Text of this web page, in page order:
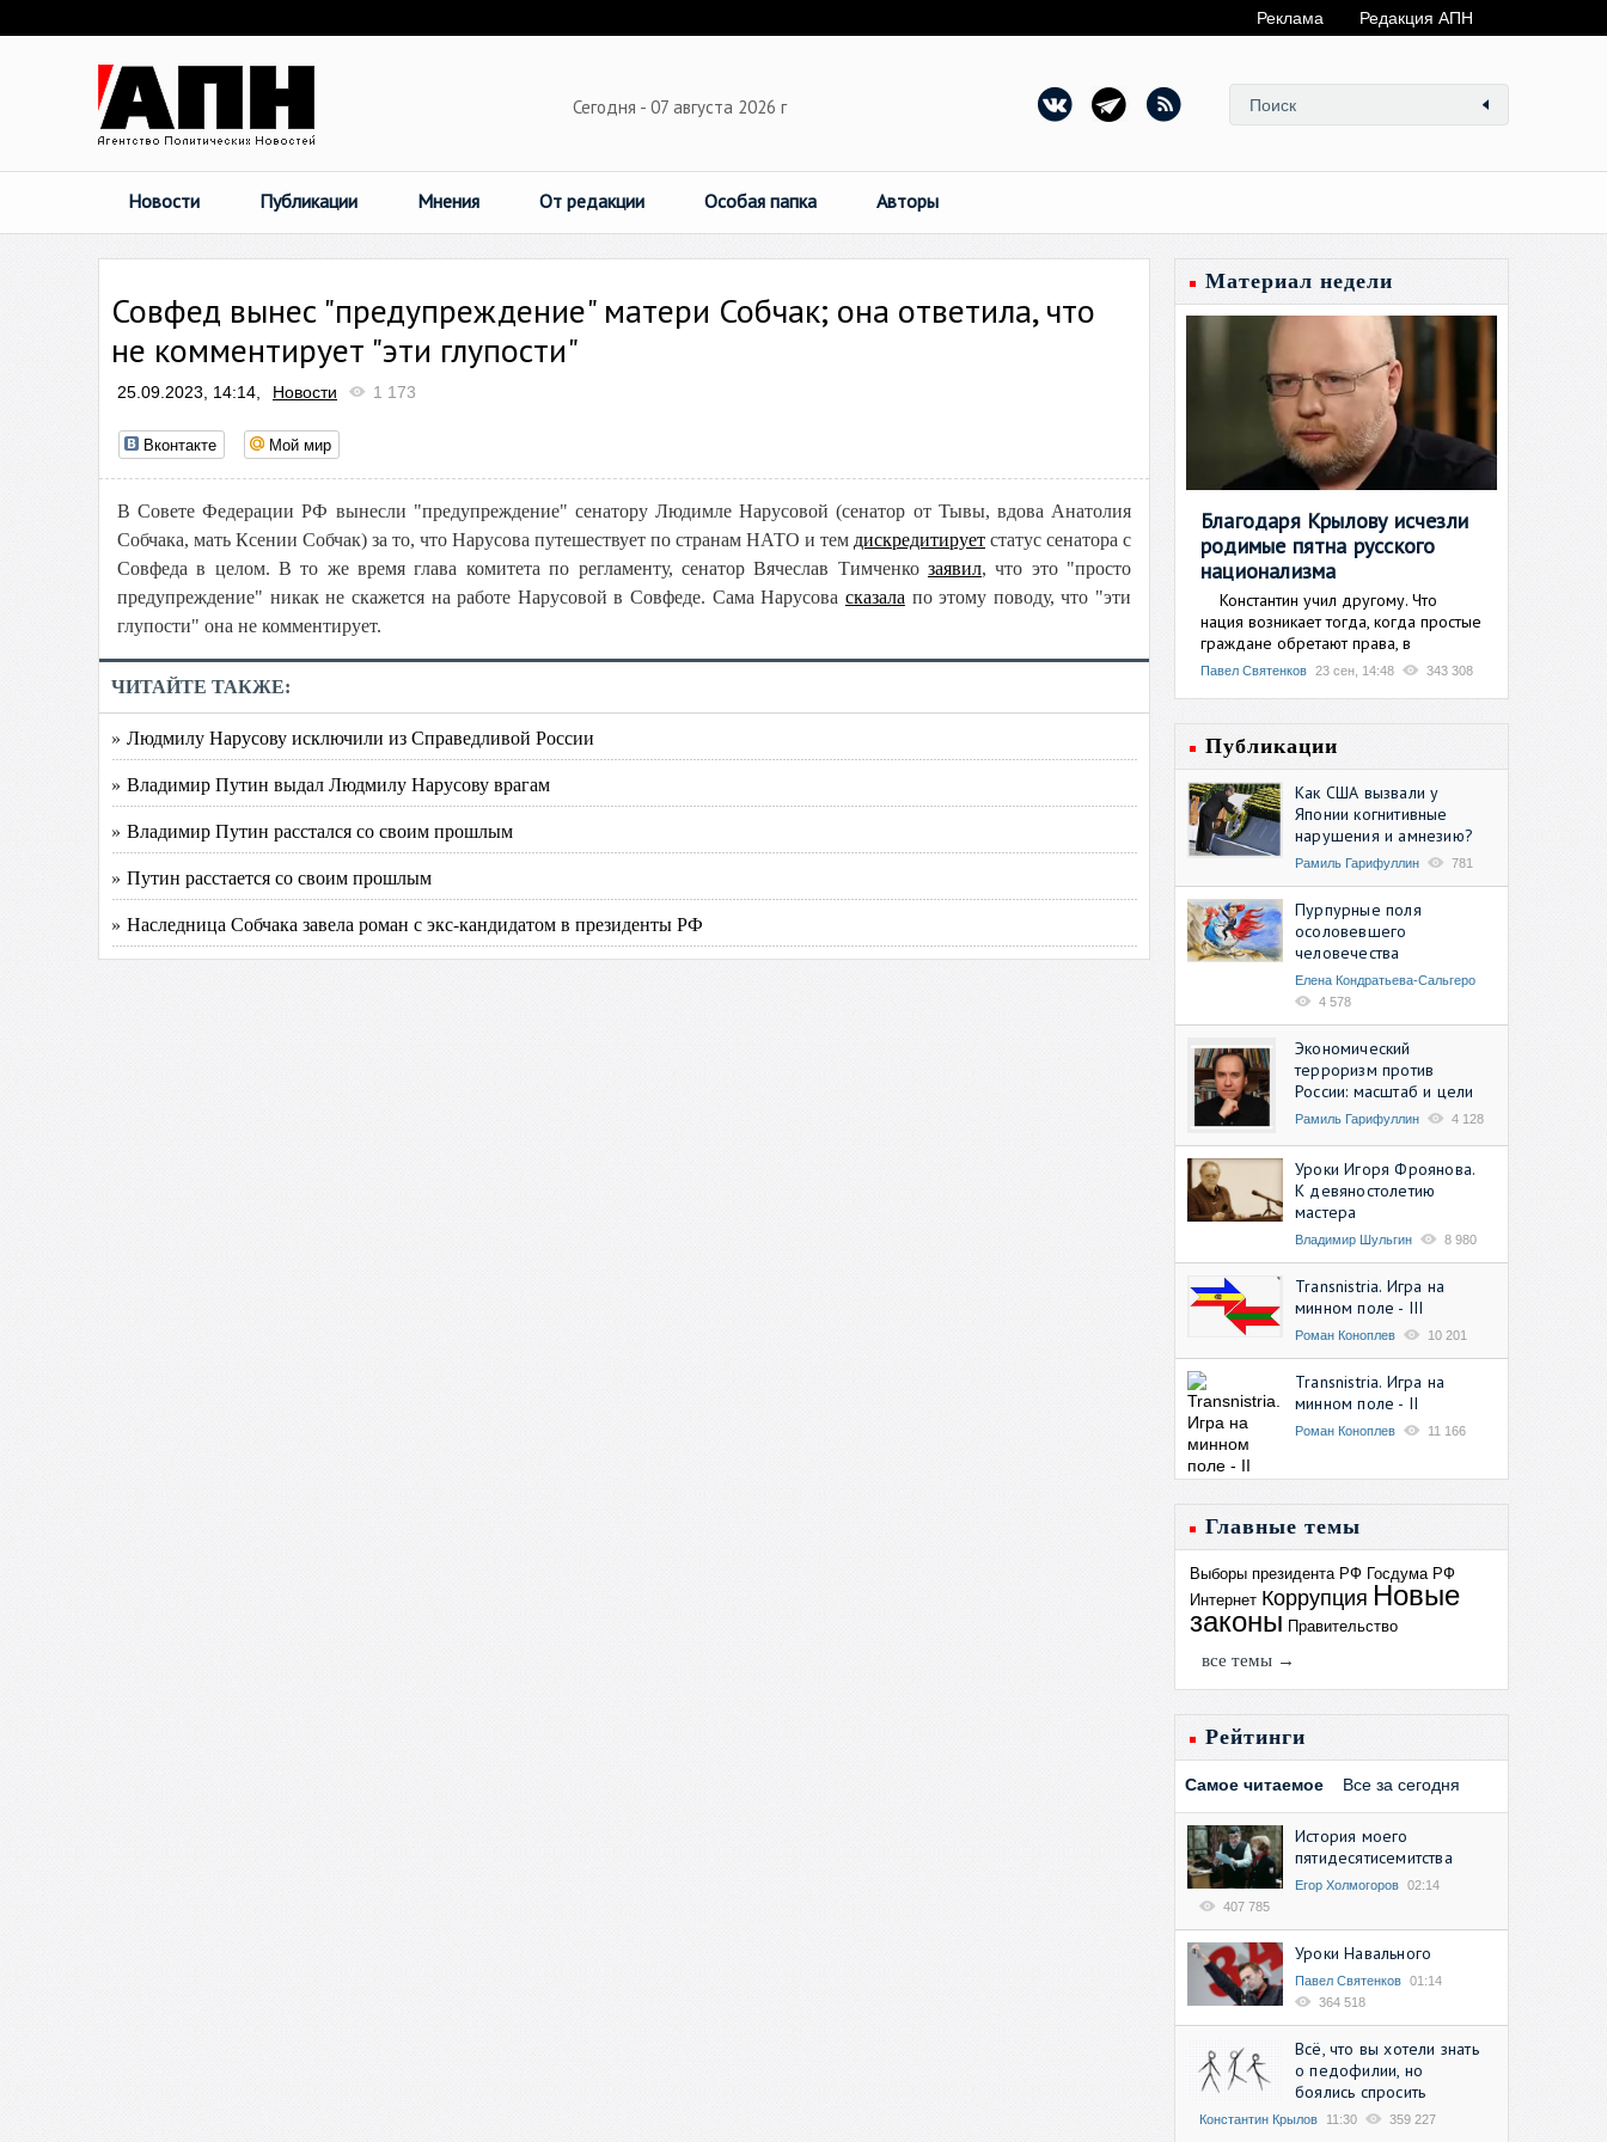
Реклама Редакция АПН
Сегодня - 07 августа 2026 г
Новости Публикации Мнения От редакции Особая папка Авторы
Совфед вынес "предупреждение" матери Собчак; она ответила, что
не комментирует "эти глупости"
25.09.2023, 14:14, Новости 1 173
Вконтакте Мой мир
В Совете Федерации РФ вынесли "предупреждение" сенатору Людимле Нарусовой (сенатор от Тывы, вдова Анатолия
Собчака, мать Ксении Собчак) за то, что Нарусова путешествует по странам НАТО и тем дискредитирует статус сенатора с
Совфеда в целом. В то же время глава комитета по регламенту, сенатор Вячеслав Тимченко заявил, что это "просто
предупреждение" никак не скажется на работе Нарусовой в Совфеде. Сама Нарусова сказала по этому поводу, что "эти
глупости" она не комментирует.
ЧИТАЙТЕ ТАКЖЕ:
» Людмилу Нарусову исключили из Справедливой России
» Владимир Путин выдал Людмилу Нарусову врагам
» Владимир Путин расстался со своим прошлым
» Путин расстается со своим прошлым
» Наследница Собчака завела роман с экс-кандидатом в президенты РФ
Материал недели
Благодаря Крылову исчезли
родимые пятна русского
национализма
Константин учил другому. Что
нация возникает тогда, когда простые
граждане обретают права, в
Павел Святенков 23 сен, 14:48 343 308
Публикации
Как США вызвали у
Японии когнитивные
нарушения и амнезию?
Рамиль Гарифуллин 781
Пурпурные поля
осоловевшего
человечества
Елена Кондратьева-Сальгеро
4 578
Экономический
терроризм против
России: масштаб и цели
Рамиль Гарифуллин 4 128
Уроки Игоря Фроянова.
К девяностолетию
мастера
Владимир Шульгин 8 980
Transnistria. Игра на
минном поле - III
Роман Коноплев 10 201
Transnistria. Игра на
минном поле - II
Роман Коноплев 11 166
Главные темы
Выборы президента РФ Госдума РФ
Интернет Коррупция Новые
законы Правительство
все темы →
Рейтинги
Самое читаемое Все за сегодня
История моего
пятидесятисемитства
Егор Холмогоров 02:14
407 785
Уроки Навального
Павел Святенков 01:14
364 518
Всё, что вы хотели знать
о педофилии, но
боялись спросить
Константин Крылов 11:30 359 227